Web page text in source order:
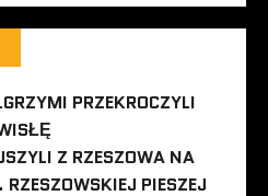
PRZEKROCZYLI
Z RZESZOWA NA
PIESZEJ